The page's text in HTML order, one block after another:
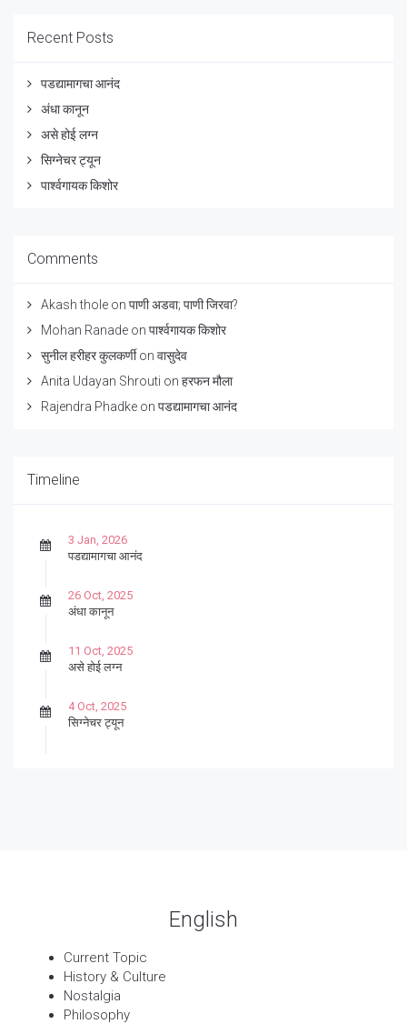
Recent Posts
पडद्यामागचा आनंद
अंधा कानून
असे होई लग्न
सिग्नेचर ट्यून
पार्श्वगायक किशोर
Comments
Akash thole on पाणी अडवा; पाणी जिरवा?
Mohan Ranade on पार्श्वगायक किशोर
सुनील हरीहर कुलकर्णीon वासुदेव
Anita Udayan Shrouti on हरफन मौला
Rajendra Phadke on पडद्यामागचा आनंद
Timeline
3 Jan, 2026
पडद्यामागचा आनंद
26 Oct, 2025
अंधा कानून
11 Oct, 2025
असे होई लग्न
4 Oct, 2025
सिग्नेचर ट्यून
English
Current Topic
History & Culture
Nostalgia
Philosophy